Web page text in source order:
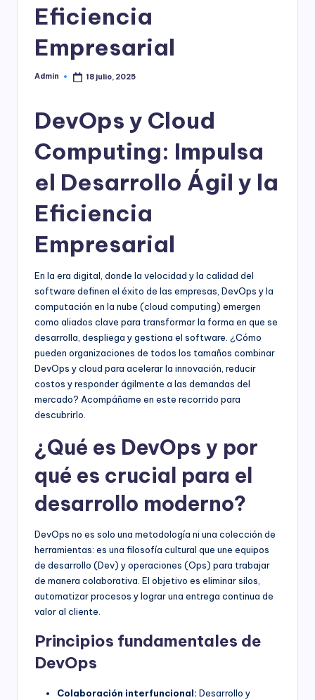
Eficiencia
Empresarial
Publicado
Admin 18 julio, 2025
DevOps y Cloud
Computing: Impulsa
el Desarrollo Ágil y la
Eficiencia
Empresarial
En la era digital, donde la velocidad y la calidad del
software definen el éxito de las empresas, DevOps y la
computación en la nube (cloud computing) emergen
como aliados clave para transformar la forma en que se
desarrolla, despliega y gestiona el software. ¿Cómo
pueden organizaciones de todos los tamaños combinar
DevOps y cloud para acelerar la innovación, reducir
costos y responder ágilmente a las demandas del
mercado? Acompáñame en este recorrido para
descubrirlo.
¿Qué es DevOps y por
qué es crucial para el
desarrollo moderno?
DevOps no es solo una metodología ni una colección de
herramientas: es una filosofía cultural que une equipos
de desarrollo (Dev) y operaciones (Ops) para trabajar
de manera colaborativa. El objetivo es eliminar silos,
automatizar procesos y lograr una entrega continua de
valor al cliente.
Principios fundamentales de
DevOps
Colaboración interfuncional: Desarrollo y